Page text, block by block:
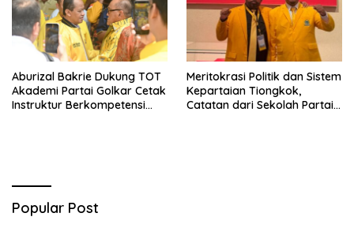
Aburizal Bakrie Dukung TOT
Akademi Partai Golkar Cetak
Instruktur Berkompetensi
Meritokrasi Politik dan Sistem
Kepartaian Tiongkok,
Catatan dari Sekolah Partai
Popular Post